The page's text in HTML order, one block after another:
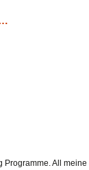
Programme. All